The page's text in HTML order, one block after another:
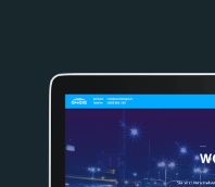
Image